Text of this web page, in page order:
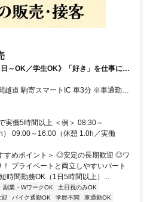
～OK／学生OK》「好き」を仕事に！
。経験不問でウェルカム！
越道 駒寄スマートIC 車3分 ※車通勤
】 ・ＪＲ上越線「群馬総社駅」
実働5時間以上 ＜例＞ 08:30～
09:00～16:00（休憩 1.0h／実働
すめポイント＞ ◎安定の長期歓迎 ◎ワ
プライベートと両立しやすいパート
間勤務OK（1日5時間以上）...
副業・WワークOK
土日祝のみOK
バイク通勤OK 学歴不問
車通勤OK